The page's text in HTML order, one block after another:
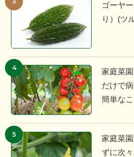
ゴーヤ
り）(ツ
家庭菜
だけで
簡単なこ
家庭菜
ずに次